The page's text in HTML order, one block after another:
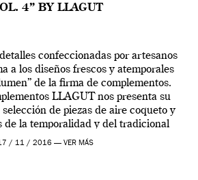
4” BY LLAGUT
confeccionadas por artesanos
a los diseños frescos y atemporales
de la firma de complementos.
LLAGUT nos presenta su
selección de piezas de aire coqueto y
de la temporalidad y del tradicional
ritmo […]
/ 11 / 2016 — VER MÁS